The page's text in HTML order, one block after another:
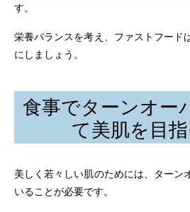
す。
栄養バランスを考え、ファストフード
にしましょう。
食事でターンオー
て美肌を目指
美しく若々しい肌のためには、ターン
いることが必要です。